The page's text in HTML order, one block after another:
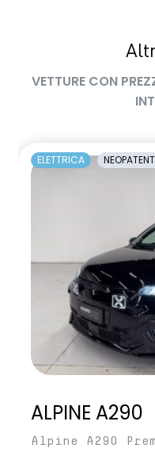
VETTURE CON
ELETTRICA
ALPINE A290
Alpine A290